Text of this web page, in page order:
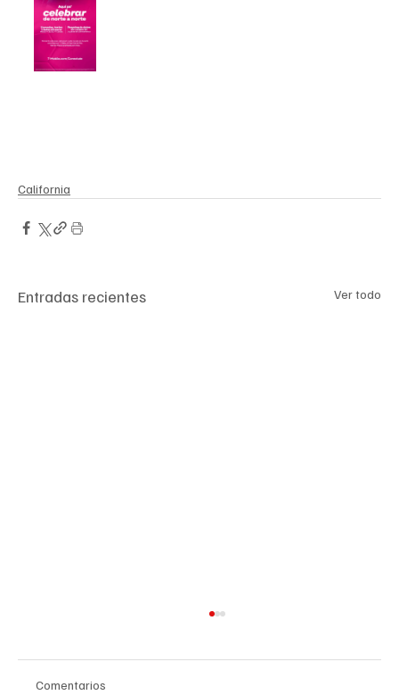
California
Entradas recientes Ver todo
Comentarios